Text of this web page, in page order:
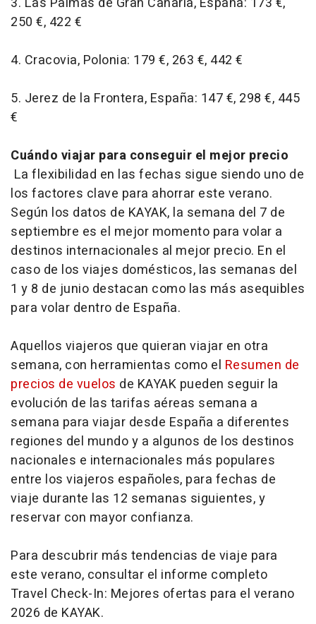
250 €, 422 €
4. Cracovia, Polonia: 179 €, 263 €, 442 €
5. Jerez de la Frontera, España: 147 €, 298 €, 445
€
Cuándo viajar para conseguir el mejor precio
La flexibilidad en las fechas sigue siendo uno de
los factores clave para ahorrar este verano.
Según los datos de KAYAK, la semana del 7 de
septiembre es el mejor momento para volar a
destinos internacionales al mejor precio. En el
caso de los viajes domésticos, las semanas del
1 y 8 de junio destacan como las más asequibles
para volar dentro de España.
Aquellos viajeros que quieran viajar en otra
semana, con herramientas como el Resumen de
precios de vuelos de KAYAK pueden seguir la
evolución de las tarifas aéreas semana a
semana para viajar desde España a diferentes
regiones del mundo y a algunos de los destinos
nacionales e internacionales más populares
entre los viajeros españoles, para fechas de
viaje durante las 12 semanas siguientes, y
reservar con mayor confianza.
Para descubrir más tendencias de viaje para
este verano, consultar el informe completo
Travel Check-In: Mejores ofertas para el verano
2026 de KAYAK.